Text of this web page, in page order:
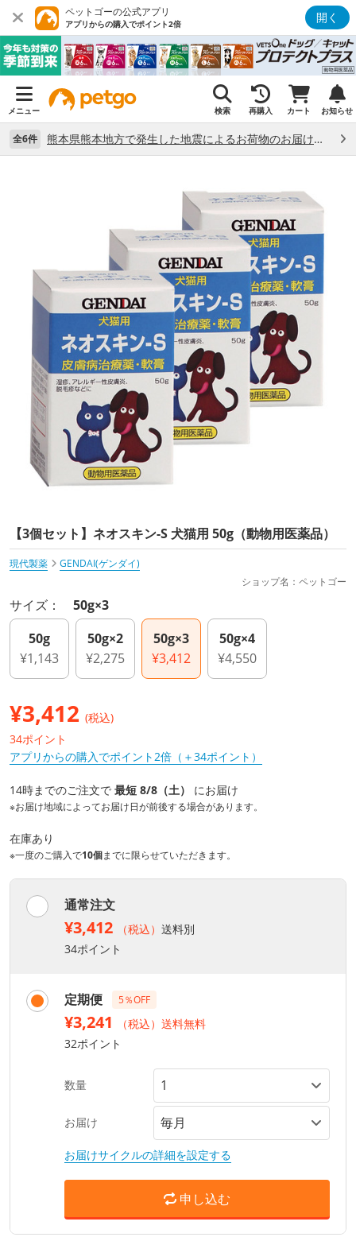
ペットゴーの公式アプリ
アプリからの購入でポイント2倍 開く
メニュー 検索 再購入 カート お知らせ
全6件 熊本県熊本地方で発生した地震によるお荷物のお届け状況について （7/28）
【3個セット】ネオスキン-S 犬猫用 50g（動物用医薬品）
現代製薬
GENDAI(ゲンダイ)
ショップ名：ペットゴー
サイズ： 50g×3
50g
¥1,143
50g×2
¥2,275
50g×3
¥3,412
50g×4
¥4,550
¥3,412 (税込)
34ポイント
アプリからの購入でポイント2倍（＋34ポイント）
14時までのご注文で 最短 8/8（土） にお届け
※お届け地域によってお届け日が前後する場合があります。
在庫あり
※一度のご購入で10個までに限らせていただきます。
通常注文
¥3,412 （税込） 送料別
34ポイント
定期便 5％OFF
¥3,241
（税込）送料無料
32ポイント
数量
お届け
お届けサイクルの詳細を設定する
申し込む